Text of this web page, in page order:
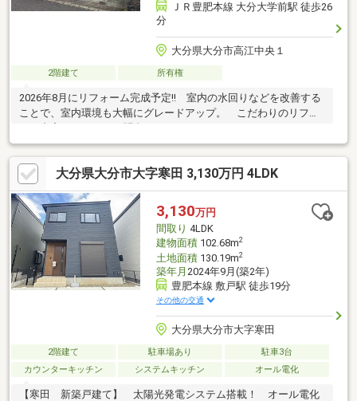
ＪＲ豊肥本線 大分大学前駅 徒歩26
分
大分県大分市高江中央１
2階建て 所有権
2026年8月にリフォーム完成予定!! 室内の水回りなどを改善する
ことで、室内環境も大幅にグレードアップ。 こだわりのリフォ
大分県大分市大字寒田 3,130万円 4LDK
3,130万円
間取り 4LDK
建物面積102.68m2
土地面積130.19m2
築年月 2024年9月(築2年)
豊肥本線 敷戸駅 徒歩19分
その他の交通
大分県大分市大字寒田
2階建て 駐車場あり
駐車3台
カウンターキッチン
システムキッチン オール電化
【寒田 新築戸建て】 太陽光発電システム搭載！ オール電化